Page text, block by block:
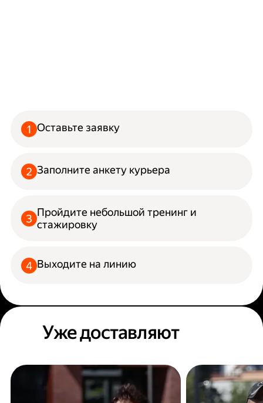
Оставьте заявку
Заполните анкету курьера
Пройдите небольшой тренинг и
стажировку
Выходите на линию
Уже доставляют